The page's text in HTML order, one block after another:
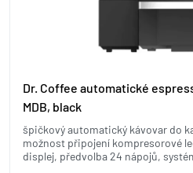
Dr. Coffee automatické
MDB, black
špičkový automatický kávovar do
možnost připojení kompresorové
displej, předvolba 24 nápojů,